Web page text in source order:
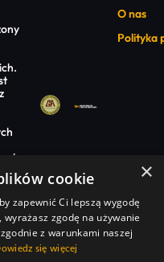
z
O nas
Polityka
×
cookie
zapewnić Ci lepszą wygodę
zgodę na używanie
z warunkami naszej
się więcej